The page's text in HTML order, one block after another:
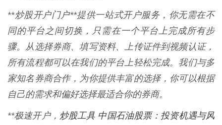
**炒股开户门户**提供一站式开户服务，你无需在不
同的平台之间切换，只需在一个平台上完成所有步
骤。从选择券商、填写资料、上传证件到视频认证，
所有流程都可以在我们的平台上轻松完成。我们与多
家知名券商合作，为你提供丰富的选择，你可以根据
自己的需求和偏好选择最适合你的券商。
**极速开户， 炒股工具 中国石油股票：投资机遇与风